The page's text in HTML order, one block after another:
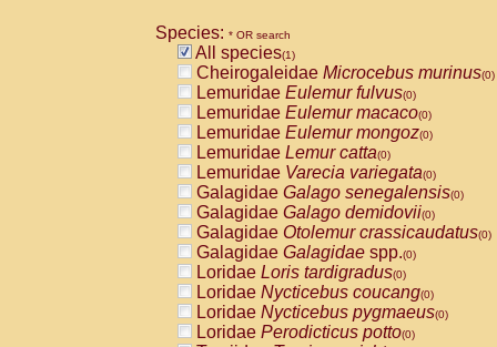
CebidaeCebus capucinus
CebidaeCebus nigrivittatus
CebidaeCebus spp.(0)
CebidaeSaimiri boliviensis(0)
CebidaeSaimiri sciureus(0)
AtelidaeAlouatta caraya(0)
AtelidaeAlouatta fusca(0)
AtelidaeAlouatta seniculus(0)
AtelidaeAlouattaspp.(0)
AtelidaeAteles belzebuth(0)
AtelidaeAteles geoffroyi(0)
AtelidaeAteles paniscus(0)
AtelidaeAtelesspp.(0)
AtelidaeLagothrix lagothricha(0)
AtelidaeLagothrix lagothricha cana
PitheciidaeCacajao calvus
Species: * OR search
All species(1)
Cheirogaleidae Microcebus murinus(0)
Lemuridae Eulemur fulvus(0)
Lemuridae Eulemur macaco(0)
Lemuridae Eulemur mongoz(0)
Lemuridae Lemur catta(0)
Lemuridae Varecia variegata(0)
Galagidae Galago senegalensis(0)
Galagidae Galago demidovii(0)
Galagidae Otolemur crassicaudatus(0)
Galagidae Galagidae spp.(0)
Loridae Loris tardigradus(0)
Loridae Nycticebus coucang(0)
Loridae Nycticebus pygmaeus(0)
Loridae Perodicticus potto(0)